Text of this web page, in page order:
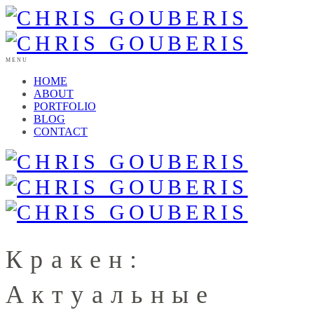
MENU
HOME
ABOUT
PORTFOLIO
BLOG
CONTACT
Кракен:
Актуальные